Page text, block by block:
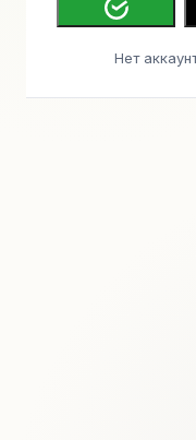
Нет